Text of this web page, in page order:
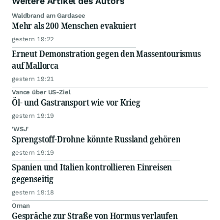
Waldbrand am Gardasee
Mehr als 200 Menschen evakuiert
gestern 19:22
Erneut Demonstration gegen den Massentourismus
auf Mallorca
gestern 19:21
Vance über US-Ziel
Öl- und Gastransport wie vor Krieg
gestern 19:19
'WSJ'
Sprengstoff-Drohne könnte Russland gehören
gestern 19:19
Spanien und Italien kontrollieren Einreisen
gegenseitig
gestern 19:18
Oman
Gespräche zur Straße von Hormus verlaufen